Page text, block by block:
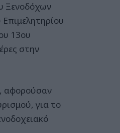
Ξενοδόχων
13ου
στην
αφορούσαν
για το